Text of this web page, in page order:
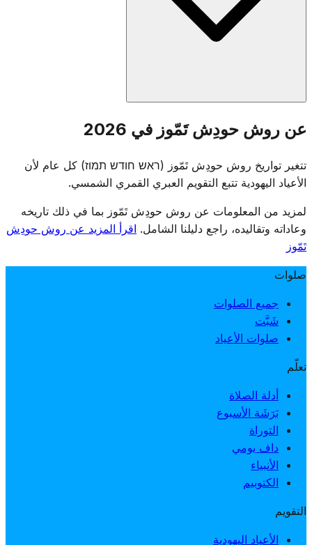
تُتلى صلوات رأس حودش المعتادة: نصف الهلل، ويعلِه ويافو،
وقراءة التوراة، والموساف. رغم أن رأس الشهر نفسه يوم فرح، إلا
أن المجتمع يدرك أن فترة الأسابيع الثلاثة الحزينة تبدأ لاحقاً في
الشهر في السابع عشر من تموز.
عن روش حودِش تَمّوز في 2026
تتغير تواريخ روش حودِش تَمّوز (ראש חודש תמוז) كل عام لأن
الأعياد اليهودية تتبع التقويم العبري القمري الشمسي.
لمزيد من المعلومات عن روش حودِش تَمّوز بما في ذلك تاريخه
وعاداته وتقاليده، راجع دليلنا الشامل. اقرأ المزيد عن روش حودِش
تَمّوز
صلوات
جميع الصلوات
شَبَّت
صلوات الأعياد
تعلّم
أدلة الصلاة
بَرَشَة الأسبوع
التوراة
داف يومي
الأنبياء
الكتوبيم
التقويم
الأعياد اليهودية